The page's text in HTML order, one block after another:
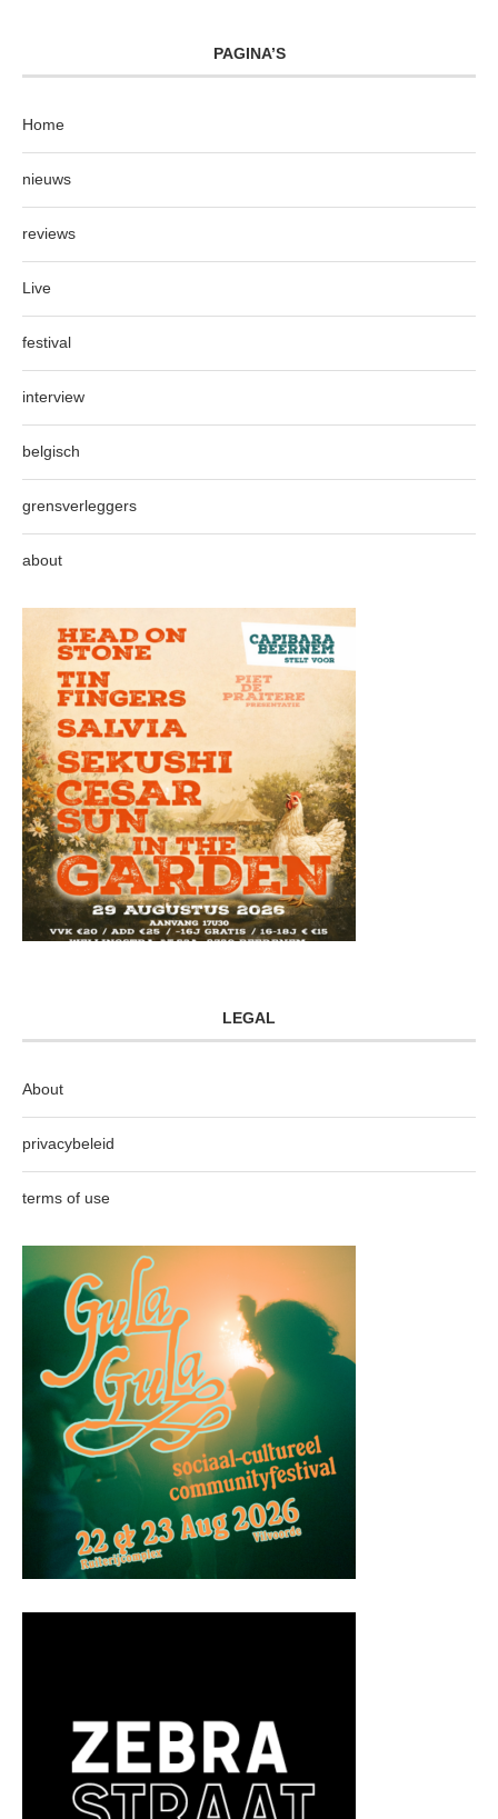
PAGINA’S
Home
nieuws
reviews
Live
festival
interview
belgisch
grensverleggers
about
LEGAL
About
privacybeleid
terms of use